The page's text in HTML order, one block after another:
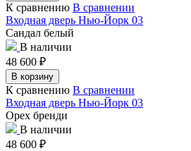
К сравнению В сравнении
Входная дверь Нью-Йорк 03
Сандал белый
В наличии
48 600 ₽
В корзину
К сравнению В сравнении
Входная дверь Нью-Йорк 03
Орех бренди
В наличии
48 600 ₽